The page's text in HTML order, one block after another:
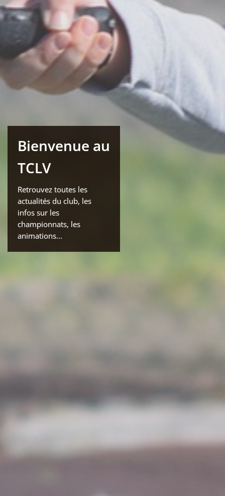
Bienvenue au
TCLV
Retrouvez toutes les
actualités du club, les
infos sur les
championnats, les
animations...